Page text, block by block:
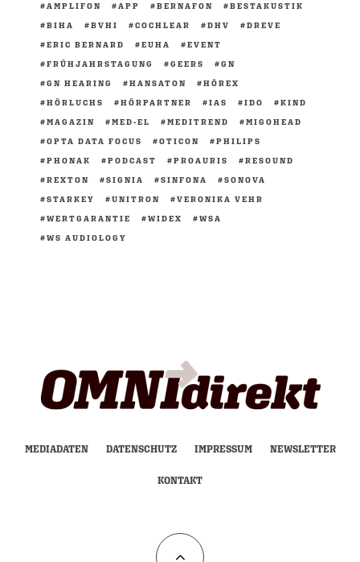
AMPLIFON APP BERNAFON
BESTAKUSTIK
BIHA
BVHI COCHLEAR DHV
DREVE
ERIC BERNARD
EUHA
EVENT
FRÜHJAHRSTAGUNG
GEERS
GN
GN HEARING
HANSATON
HÖREX
HÖRLUCHS
HÖRPARTNER IAS IDO
KIND
MAGAZIN
MED-EL MEDITREND
MIGOHEAD
OPTA DATA FOCUS
OTICON
PHILIPS
PHONAK
PODCAST PROAURIS
RESOUND
REXTON
SIGNIA SINFONA
SONOVA
STARKEY
UNITRON
VERONIKA VEHR
WERTGARANTIE
WIDEX
WSA
WS AUDIOLOGY
MEDIADATEN DATENSCHUTZ IMPRESSUM NEWSLETTER
KONTAKT